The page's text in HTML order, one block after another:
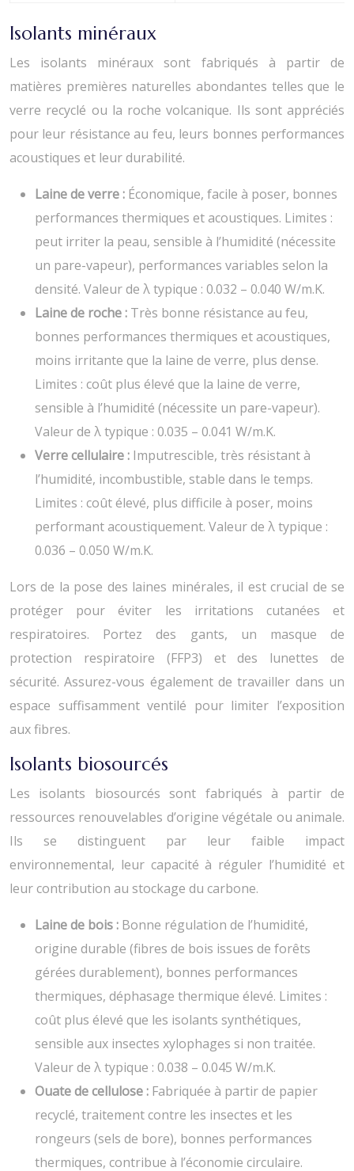
Isolants minéraux
Les isolants minéraux sont fabriqués à partir de
matières premières naturelles abondantes telles que le
verre recyclé ou la roche volcanique. Ils sont appréciés
pour leur résistance au feu, leurs bonnes performances
acoustiques et leur durabilité.
Laine de verre : Économique, facile à poser, bonnes
performances thermiques et acoustiques. Limites :
peut irriter la peau, sensible à l’humidité (nécessite
un pare-vapeur), performances variables selon la
densité. Valeur de λ typique : 0.032 – 0.040 W/m.K.
Laine de roche : Très bonne résistance au feu,
bonnes performances thermiques et acoustiques,
moins irritante que la laine de verre, plus dense.
Limites : coût plus élevé que la laine de verre,
sensible à l’humidité (nécessite un pare-vapeur).
Valeur de λ typique : 0.035 – 0.041 W/m.K.
Verre cellulaire : Imputrescible, très résistant à
l’humidité, incombustible, stable dans le temps.
Limites : coût élevé, plus difficile à poser, moins
performant acoustiquement. Valeur de λ typique :
0.036 – 0.050 W/m.K.
Lors de la pose des laines minérales, il est crucial de se
protéger pour éviter les irritations cutanées et
respiratoires. Portez des gants, un masque de
protection respiratoire (FFP3) et des lunettes de
sécurité. Assurez-vous également de travailler dans un
espace suffisamment ventilé pour limiter l’exposition
aux fibres.
Isolants biosourcés
Les isolants biosourcés sont fabriqués à partir de
ressources renouvelables d’origine végétale ou animale.
Ils se distinguent par leur faible impact
environnemental, leur capacité à réguler l’humidité et
leur contribution au stockage du carbone.
Laine de bois : Bonne régulation de l’humidité,
origine durable (fibres de bois issues de forêts
gérées durablement), bonnes performances
thermiques, déphasage thermique élevé. Limites :
coût plus élevé que les isolants synthétiques,
sensible aux insectes xylophages si non traitée.
Valeur de λ typique : 0.038 – 0.045 W/m.K.
Ouate de cellulose : Fabriquée à partir de papier
recyclé, traitement contre les insectes et les
rongeurs (sels de bore), bonnes performances
thermiques, contribue à l’économie circulaire.